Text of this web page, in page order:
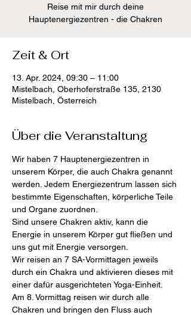
Reise mit mir durch deine
Hauptenergiezentren - die Chakren
Zeit & Ort
13. Apr. 2024, 09:30 – 11:00
Mistelbach, Oberhoferstraße 135, 2130
Mistelbach, Österreich
Über die Veranstaltung
Wir haben 7 Hauptenergiezentren in
unserem Körper, die auch Chakra genannt
werden. Jedem Energiezentrum lassen sich
bestimmte Eigenschaften, körperliche Teile
und Organe zuordnen.
Sind unsere Chakren aktiv, kann die
Energie in unserem Körper gut fließen und
uns gut mit Energie versorgen.
Wir reisen an 7 SA-Vormittagen jeweils
durch ein Chakra und aktivieren dieses mit
einer dafür ausgerichteten Yoga-Einheit.
Am 8. Vormittag reisen wir durch alle
Chakren und bringen den Fluss auch